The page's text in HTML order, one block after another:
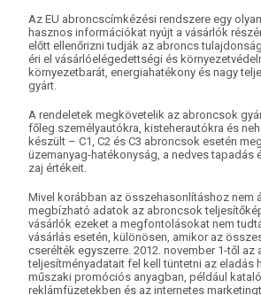
Az EU abroncscímkézési rendszere egy
hasznos információkat nyújt a vásárlók
előtt ellenőrizni tudják az abroncs
éri el vásárlóelégedettségi és
környezetbarát, energiahatékony és nagy
gyárt.
A rendeletek megkövetelik az abroncsok
főleg személyautókra, kisteherautókra és
készült – C1, C2 és C3 abroncsok esetén
üzemanyag-hatékonyság, a nedves tapadás
zaj értékeit.
Mivel korábban az összehasonlításhoz nem
megbízható adatok az abroncsok
vásárlók ezeket a megfontolásokat nem
vásárlás esetén, különösen, amikor az
cserélték egyszerre. 2012. november 1-től az
teljesítményadatait fel kell tüntetni az eladás
műszaki promóciós anyagban, például
reklámfüzetekben és az internetes